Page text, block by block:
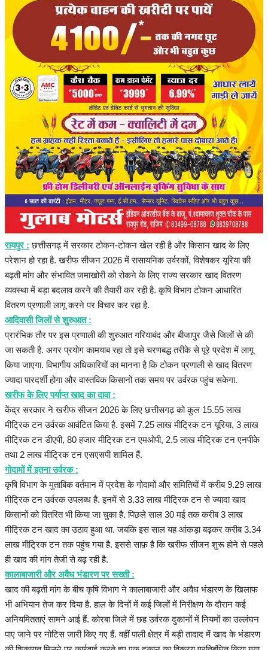
रोजगार
राजनीति
मनोरंजन
मैगज़ीन की लेख
All
मैगज़ीन की लेख
प्रमुख खबर
हेल्थ
Language
English hindi
रायपुर : छत्तीसगढ़ में सरकार टोकन-टोकन खेल रही है और किसान खाद के लिए
परेशान हो रहा है. खरीफ सीजन 2026 में रासायनिक उर्वरकों, विशेषकर यूरिया की
बढ़ती मांग और संभावित जमाखोरी को रोकने के लिए राज्य सरकार खाद वितरण
व्यवस्था में बड़ा बदलाव करने की तैयारी कर रही है. कृषि विभाग टोकन आधारित
वितरण प्रणाली लागू करने पर विचार कर रहा है.
आदिवासी जिलों से शुरुआत :
प्रारंभिक तौर पर इस प्रणाली की शुरुआत गरियाबंद और बीजापुर जैसे जिलों से की
जा सकती है. अगर प्रयोग कामयाब रहा तो इसे चरणबद्ध तरीके से पूरे प्रदेश में लागू
किया जाएगा. विभागीय अधिकारियों का मानना है कि टोकन प्रणाली से खाद वितरण
ज्यादा पारदर्शी होगा और वास्तविक किसानों तक समय पर उर्वरक पहुंच सकेगा.
खरीफ के लिए पर्याप्त खाद का दावा :
केंद्र सरकार ने खरीफ सीजन 2026 के लिए छत्तीसगढ़ को कुल 15.55 लाख
मीट्रिक टन उर्वरक आवंटित किया है. इसमें 7.25 लाख मीट्रिक टन यूरिया, 3 लाख
मीट्रिक टन डीएपी, 80 हजार मीट्रिक टन एमओपी, 2.5 लाख मीट्रिक टन एनपीके
तथा 2 लाख मीट्रिक टन एसएसपी शामिल हैं.
गोदामों में इतना उर्वरक :
कृषि विभाग के मुताबिक वर्तमान में प्रदेश के गोदामों और समितियों में करीब 9.29 लाख
मीट्रिक टन उर्वरक उपलब्ध है. इनमें से 3.33 लाख मीट्रिक टन से ज्यादा खाद
किसानों को वितरित भी किया जा चुका है. पिछले साल 30 मई तक करीब 3 लाख
मीट्रिक टन खाद का उठाव हुआ था. जबकि इस साल यह आंकड़ा बढ़कर करीब 3.34
लाख मीट्रिक टन तक पहुंच गया है. इससे साफ़ है कि खरीफ सीजन शुरू होने से पहले
ही खाद की मांग तेजी से बढ़ रही है.
कालाबाजारी और अवैध भंडारण पर सख्ती :
खाद की बढ़ती मांग के बीच कृषि विभाग ने कालाबाजारी और अवैध भंडारण के खिलाफ
भी अभियान तेज कर दिया है. हाल के दिनों में कई जिलों में निरीक्षण के दौरान कई
अनियमितताएं सामने आई हैं. कोरबा जिले में छह उर्वरक दुकानों में नियमों का उल्लंघन
पाए जाने पर नोटिस जारी किए गए हैं. वहीं पाली क्षेत्र में बड़ी तादाद में खाद के भंडारण